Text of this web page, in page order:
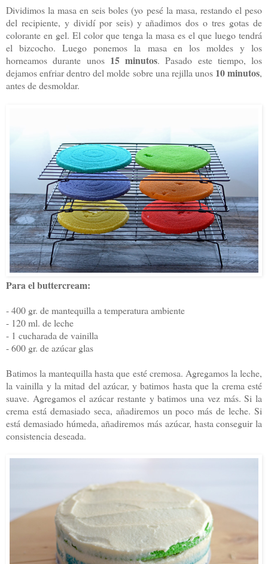
Dividimos la masa en seis boles (yo pesé la masa, restando el peso
del recipiente, y dividí por seis) y añadimos dos o tres gotas de
colorante en gel. El color que tenga la masa es el que luego tendrá
el bizcocho. Luego ponemos la masa en los moldes y los
horneamos durante unos 15 minutos. Pasado este tiempo, los
dejamos enfriar dentro del molde sobre una rejilla unos 10 minutos,
antes de desmoldar.
Para el buttercream:
- 400 gr. de mantequilla a temperatura ambiente
- 120 ml. de leche
- 1 cucharada de vainilla
- 600 gr. de azúcar glas
Batimos la mantequilla hasta que esté cremosa. Agregamos la leche,
la vainilla y la mitad del azúcar, y batimos hasta que la crema esté
suave. Agregamos el azúcar restante y batimos una vez más. Si la
crema está demasiado seca, añadiremos un poco más de leche. Si
está demasiado húmeda, añadiremos más azúcar, hasta conseguir la
consistencia deseada.